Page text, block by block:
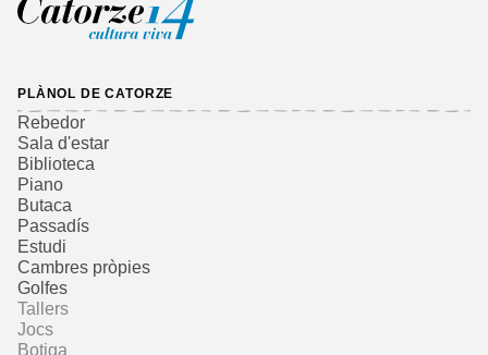
PLÀNOL DE CATORZE
Rebedor
Sala d'estar
Biblioteca
Piano
Butaca
Passadís
Estudi
Cambres pròpies
Golfes
Tallers
Jocs
Botiga